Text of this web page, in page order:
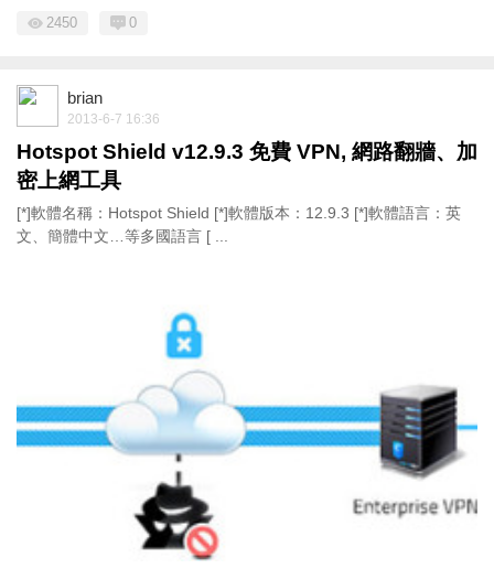
2450 0
brian
2013-6-7 16:36
Hotspot Shield v12.9.3 免費 VPN, 網路翻牆、加
密上網工具
[*]軟體名稱：Hotspot Shield [*]軟體版本：12.9.3 [*]軟體語言：英
文、簡體中文…等多國語言 [ ...